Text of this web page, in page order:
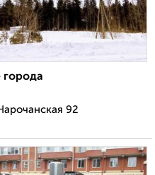
города
92